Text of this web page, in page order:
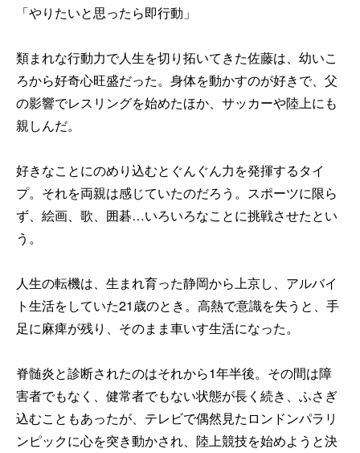
「やりたいと思ったら即行動」
類まれな行動力で人生を切り拓いてきた佐藤は、幼いこ
ろから好奇心旺盛だった。身体を動かすのが好きで、父
の影響でレスリングを始めたほか、サッカーや陸上にも
親しんだ。
好きなことにのめり込むとぐんぐん力を発揮するタイ
プ。それを両親は感じていたのだろう。スポーツに限ら
ず、絵画、歌、囲碁…いろいろなことに挑戦させたとい
う。
人生の転機は、生まれ育った静岡から上京し、アルバイ
ト生活をしていた21歳のとき。高熱で意識を失うと、手
足に麻痺が残り、そのまま車いす生活になった。
脊髄炎と診断されたのはそれから1年半後。その間は障
害者でもなく、健常者でもない状態が長く続き、ふさぎ
込むこともあったが、テレビで偶然見たロンドンパラリ
ンピックに心を突き動かされ、陸上競技を始めようと決